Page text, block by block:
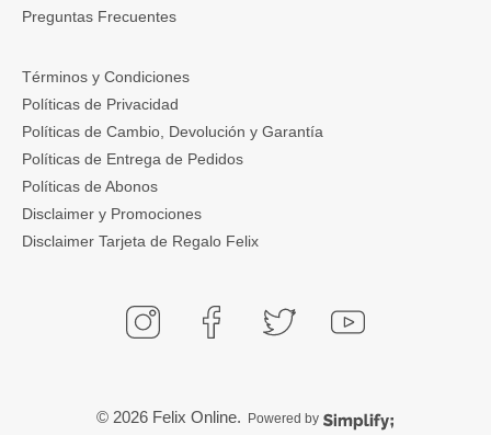
Preguntas Frecuentes
Términos y Condiciones
Políticas de Privacidad
Políticas de Cambio, Devolución y Garantía
Políticas de Entrega de Pedidos
Políticas de Abonos
Disclaimer y Promociones
Disclaimer Tarjeta de Regalo Felix
© 2026 Felix Online. Powered by